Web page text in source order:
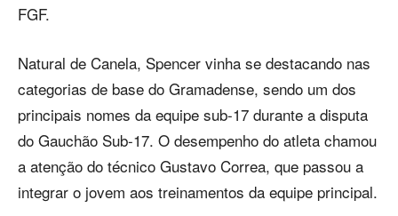
FGF.
Natural de Canela, Spencer vinha se destacando nas
categorias de base do Gramadense, sendo um dos
principais nomes da equipe sub-17 durante a disputa
do Gauchão Sub-17. O desempenho do atleta chamou
a atenção do técnico Gustavo Correa, que passou a
integrar o jovem aos treinamentos da equipe principal.